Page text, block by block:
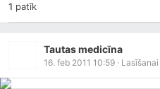
1 patīk
Tautas medicīna
16. feb 2011 10:59 · Lasīšanai